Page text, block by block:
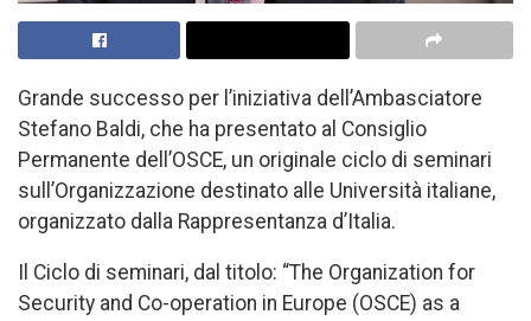
Grande successo per l’iniziativa dell’Ambasciatore
Stefano Baldi, che ha presentato al Consiglio
Permanente dell’OSCE, un originale ciclo di seminari
sull’Organizzazione destinato alle Università italiane,
organizzato dalla Rappresentanza d’Italia.
Il Ciclo di seminari, dal titolo: “The Organization for
Security and Co-operation in Europe (OSCE) as a